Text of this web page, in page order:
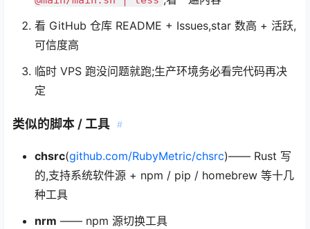
看 GitHub 仓库 README + Issues,star 数高 + 活跃,
可信度高
临时 VPS 跑没问题就跑;生产环境务必看完代码再决
定
类似的脚本 / 工具 #
chsrc(github.com/RubyMetric/chsrc)—— Rust 写
的,支持系统软件源 + npm / pip / homebrew 等十几
种工具
nrm —— npm 源切换工具